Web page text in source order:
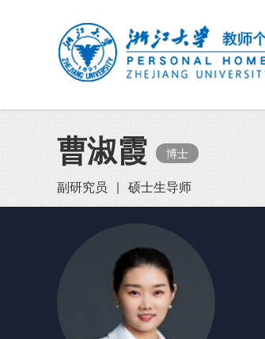
曹淑霞 博士
副研究员 | 硕士生导师